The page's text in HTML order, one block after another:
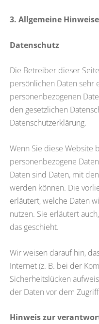
3. Allgemeine
Datenschutz
Die Betreiber dieser
persönlichen Daten sehr
personenbezogenen
den gesetzlichen
Datenschutzerklärung.
Wenn Sie diese Website
personenbezogene
Daten sind Daten, mit
werden können. Die
erläutert, welche Daten
nutzen. Sie erläutert
das geschieht.
Wir weisen darauf hin,
Internet (z. B. bei der
Sicherheitslücken
der Daten vor dem
Hinweis zur